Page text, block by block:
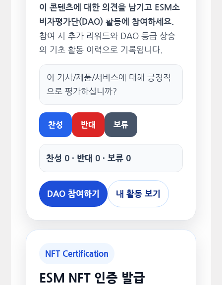
이 콘텐츠에 대한 의견을 남기고 ESM소
비자평가단(DAO) 활동에 참여하세요.
참여 시 추가 리워드와 DAO 등급 상승
의 기초 활동 이력으로 기록됩니다.
이 기사/제품/서비스에 대해 긍정적
으로 평가하십니까?
찬성 반대 보류
찬성 0 · 반대 0 · 보류 0
DAO 참여하기 내 활동 보기
NFT Certification
ESM NFT 인증 발급